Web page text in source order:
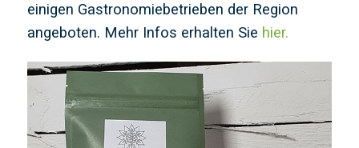
einigen Gastronomiebetrieben der Region
angeboten. Mehr Infos erhalten Sie hier.